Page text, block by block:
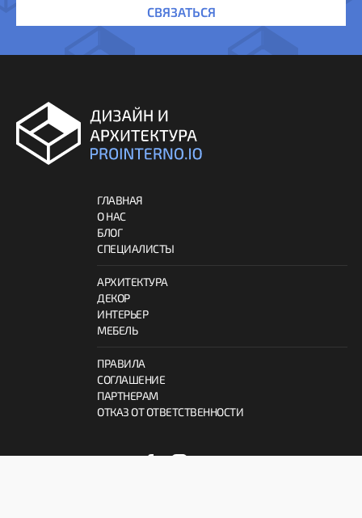
СВЯЗАТЬСЯ
ГЛАВНАЯ
О НАС
БЛОГ
СПЕЦИАЛИСТЫ
АРХИТЕКТУРА
ДЕКОР
ИНТЕРЬЕР
МЕБЕЛЬ
ПРАВИЛА
СОГЛАШЕНИЕ
ПАРТНЕРАМ
ОТКАЗ ОТ ОТВЕТСТВЕННОСТИ